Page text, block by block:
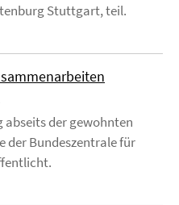
Stuttgart, teil.
der gewohnten
der Bundeszentrale für